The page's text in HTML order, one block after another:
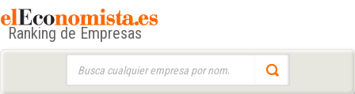
Ranking de Empresas